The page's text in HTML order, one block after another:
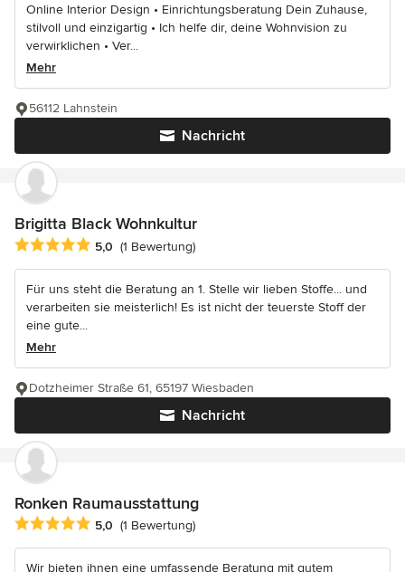
Online Interior Design • Einrichtungsberatung Dein Zuhause,
stilvoll und einzigartig • Ich helfe dir, deine Wohnvision zu
verwirklichen • Ver...
Mehr
Nachricht
56112 Lahnstein
Brigitta Black Wohnkultur
Durchschnittliche Bewertung: 5 von 5 Sternen
5,0 (1 Bewertung)
Für uns steht die Beratung an 1. Stelle wir lieben Stoffe... und
verarbeiten sie meisterlich! Es ist nicht der teuerste Stoff der
eine gute...
Mehr
Nachricht
Dotzheimer Straße 61, 65197 Wiesbaden
Ronken Raumausstattung
Durchschnittliche Bewertung: 5 von 5 Sternen
5,0 (1 Bewertung)
Wir bieten ihnen eine umfassende Beratung mit gutem